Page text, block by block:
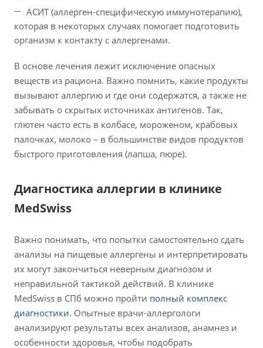
АСИТ (аллерген-специфическую иммунотерапию),
которая в некоторых случаях помогает подготовить
организм к контакту с аллергенами.
В основе лечения лежит исключение опасных
веществ из рациона. Важно помнить, какие продукты
вызывают аллергию и где они содержатся, а также не
забывать о скрытых источниках антигенов. Так,
глютен часто есть в колбасе, мороженом, крабовых
палочках, молоко – в большинстве видов продуктов
быстрого приготовления (лапша, пюре).
Диагностика аллергии в клинике
MedSwiss
Важно понимать, что попытки самостоятельно сдать
анализы на пищевые аллергены и интерпретировать
их могут закончиться неверным диагнозом и
неправильной тактикой действий. В клинике
MedSwiss в СПб можно пройти полный комплекс
диагностики. Опытные врачи-аллергологи
анализируют результаты всех анализов, анамнез и
особенности здоровья, чтобы подобрать